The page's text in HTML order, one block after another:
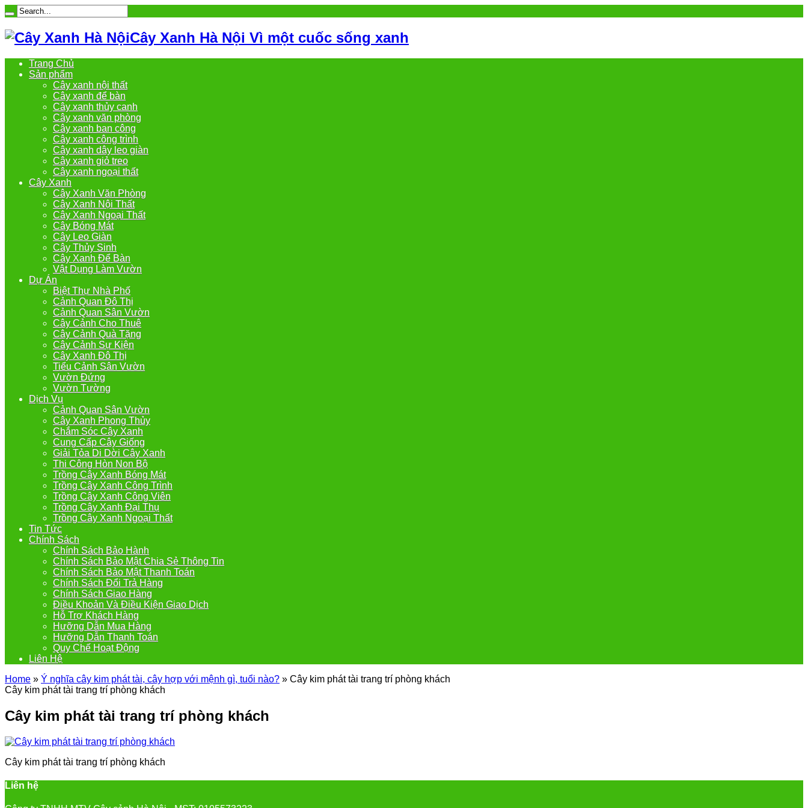
Cây Xanh Hà Nội Vì một cuốc sống xanh
Trang Chủ
Sản phẩm
Cây xanh nội thất
Cây xanh để bàn
Cây xanh thủy canh
Cây xanh văn phòng
Cây xanh ban công
Cây xanh công trình
Cây xanh dây leo giàn
Cây xanh giỏ treo
Cây xanh ngoại thất
Cây Xanh
Cây Xanh Văn Phòng
Cây Xanh Nội Thất
Cây Xanh Ngoại Thất
Cây Bóng Mát
Cây Leo Giàn
Cây Thủy Sinh
Cây Xanh Để Bàn
Vật Dụng Làm Vườn
Dự Án
Biệt Thự Nhà Phố
Cảnh Quan Đô Thị
Cảnh Quan Sân Vườn
Cây Cảnh Cho Thuê
Cây Cảnh Quà Tặng
Cây Cảnh Sự Kiện
Cây Xanh Đô Thị
Tiểu Cảnh Sân Vườn
Vườn Đứng
Vườn Tường
Dịch Vụ
Cảnh Quan Sân Vườn
Cây Xanh Phong Thủy
Chắm Sóc Cây Xanh
Cung Cấp Cây Giống
Giải Tỏa Di Dời Cây Xanh
Thi Công Hòn Non Bộ
Trồng Cây Xanh Bóng Mát
Trồng Cây Xanh Công Trình
Trồng Cây Xanh Công Viên
Trồng Cây Xanh Đại Thụ
Trồng Cây Xanh Ngoại Thất
Tin Tức
Chính Sách
Chính Sách Bảo Hành
Chính Sách Bảo Mật Chia Sẻ Thông Tin
Chính Sách Bảo Mật Thanh Toán
Chính Sách Đổi Trả Hàng
Chính Sách Giao Hàng
Điều Khoản Và Điều Kiện Giao Dịch
Hỗ Trợ Khách Hàng
Hưỡng Dẫn Mua Hàng
Hưỡng Dẫn Thanh Toán
Quy Chế Hoạt Động
Liên Hệ
Home » Ý nghĩa cây kim phát tài, cây hợp với mệnh gì, tuổi nào? » Cây kim phát tài trang trí phòng khách
Cây kim phát tài trang trí phòng khách
Cây kim phát tài trang trí phòng khách
Cây kim phát tài trang trí phòng khách
Liên hệ